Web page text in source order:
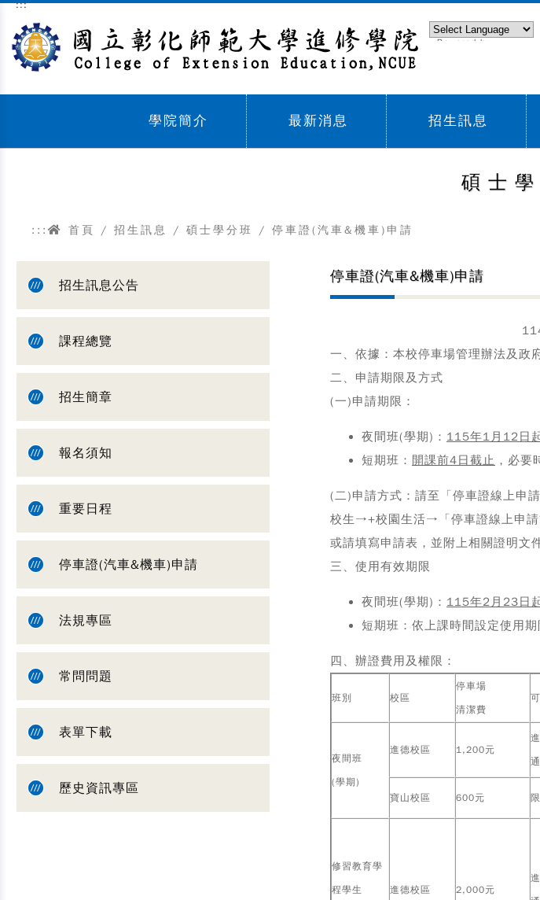
跳到主要內容區塊
:::
Powered by
學院簡介 最新消息 招生訊息
碩士
::: 首頁 / 招生訊息 / 碩士學分班 / 停車證(汽車&機車)申請
招生訊息公告
課程總覽
招生簡章
報名須知
重要日程
停車證(汽車&機車)申請
法規專區
常問問題
表單下載
歷史資訊專區
停車證(汽車&機車)申請
一、依據 ：本校停車場管理辦法及政
二、申請期限及方式
(一)申請期限：
夜間班(學期)： 115年1月12日
短期班： 開課前4日截止 ，必要
(二)申請方式：請至「停車證線上申
校生→+校園生活→「停車證線上申請
或請填寫申請表，並附上相關證明文
三、使用有效期限
夜間班(學期)： 115年2月23日
短期班：依上課時間設定使用期
四、辦證費用及權限：
班別 校區
停車場
清潔費
夜間班
(學期)
進德校區 1,200元
寶山校區 600元
修習教育學
程學生
進德校區 2,000元